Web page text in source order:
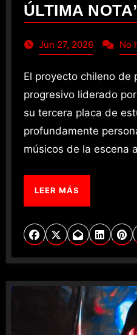
ÚLTIMA
Jun 27, 2026 No
El proyecto chileno de power metal
progresivo liderado
su tercera placa de
profundamente
músicos de la escena
LEER MÁS